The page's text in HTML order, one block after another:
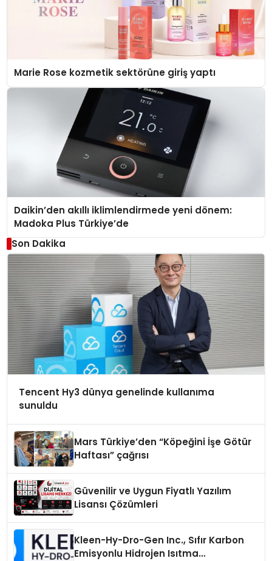
Marie Rose kozmetik sektörüne giriş yaptı
Daikin’den akıllı iklimlendirmede yeni dönem:
Madoka Plus Türkiye’de
Son Dakika
Tencent Hy3 dünya genelinde kullanıma
sunuldu
Mars Türkiye’den “Köpeğini İşe Götür
Haftası” çağrısı
Güvenilir ve Uygun Fiyatlı Yazılım
Lisansı Çözümleri
Kleen-Hy-Dro-Gen Inc., Sıfır Karbon
Emisyonlu Hidrojen Isıtma